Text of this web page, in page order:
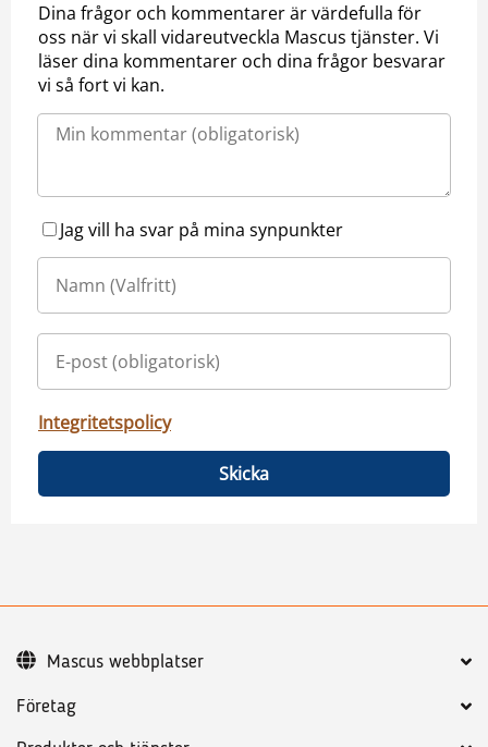
Dina frågor och kommentarer är värdefulla för
oss när vi skall vidareutveckla Mascus tjänster. Vi
läser dina kommentarer och dina frågor besvarar
vi så fort vi kan.
Jag vill ha svar på mina synpunkter
Integritetspolicy
Skicka
Företag
Mascus webbplatser